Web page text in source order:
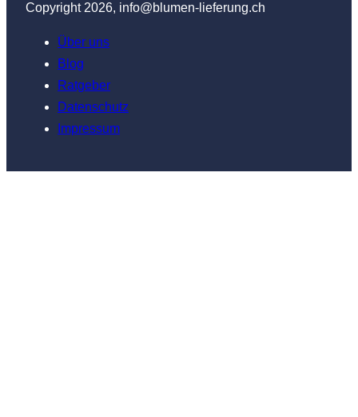
Copyright 2026, info@blumen-lieferung.ch
Über uns
Blog
Ratgeber
Datenschutz
Impressum